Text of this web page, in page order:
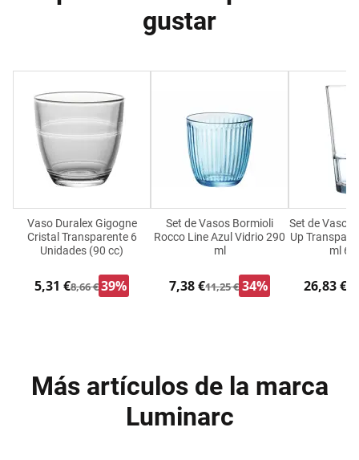
gustar
Vaso Duralex Gigogne
Cristal Transparente 6
Unidades (90 cc)
5,31 €8,66 €39%
Set de Vasos Bormioli
Rocco Line Azul Vidrio 290
ml
7,38 €11,25 € 34%
Set de Vasos
Up
ml 6
26,83 €
Más artículos de la marca
Luminarc